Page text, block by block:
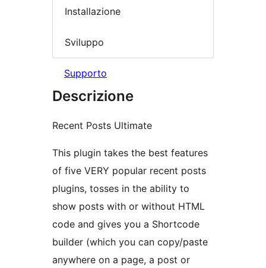
Installazione
Sviluppo
Supporto
Descrizione
Recent Posts Ultimate
This plugin takes the best features
of five VERY popular recent posts
plugins, tosses in the ability to
show posts with or without HTML
code and gives you a Shortcode
builder (which you can copy/paste
anywhere on a page, a post or